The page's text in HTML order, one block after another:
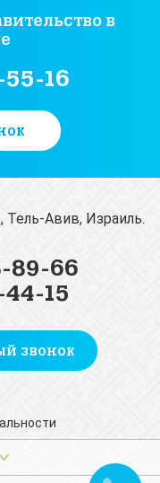
в
16
89-66
15
звонок
Тель-Авив, Израиль.